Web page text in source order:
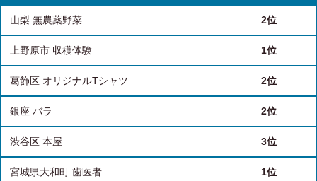
山梨 無農薬野菜 2位
上野原市 収穫体験 1位
葛飾区 オリジナルTシャツ 2位
銀座 バラ 2位
渋谷区 本屋 3位
宮城県大和町 歯医者 1位